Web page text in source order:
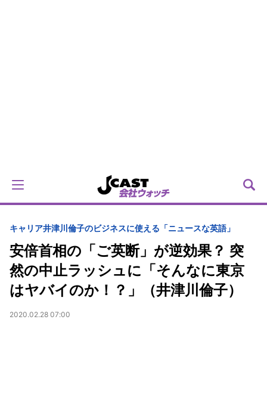
キャリア井津川倫子のビジネスに使える「ニュースな英語」
安倍首相の「ご英断」が逆効果？ 突
然の中止ラッシュに「そんなに東京
はヤバイのか！？」（井津川倫子）
2020.02.28 07:00